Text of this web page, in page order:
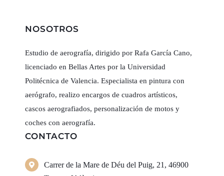
NOSOTROS
Estudio de aerografía, dirigido por Rafa García Cano,
licenciado en Bellas Artes por la Universidad
Politécnica de Valencia. Especialista en pintura con
aerógrafo, realizo encargos de cuadros artísticos,
cascos aerografiados, personalización de motos y
coches con aerografía.
CONTACTO
Carrer de la Mare de Déu del Puig, 21, 46900